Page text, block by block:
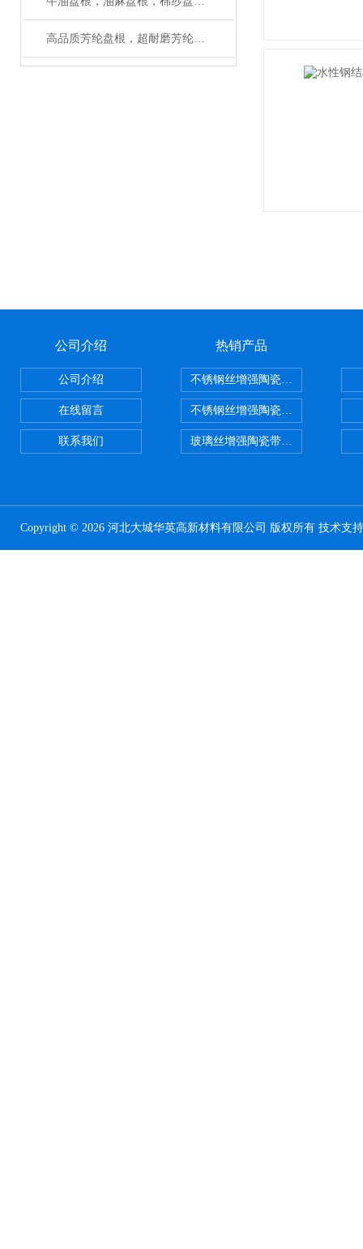
高品质芳纶盘根，超耐磨芳纶纤维盘根性能介绍
公司介绍
公司介绍
在线留言
联系我们
热销产品
不锈钢丝增强陶瓷纤维布，陶瓷布
不锈钢丝增强陶瓷纤维布应用范围
玻璃丝增强陶瓷带，硅酸铝纤维
Copyright © 2026 河北大城华英高新材料有限公司 版权所有 技术支